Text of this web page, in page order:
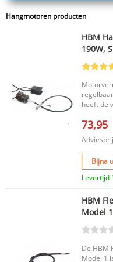
Hangmotoren producten
HBM
190W,
heeft de
stekker
73,95
Bijna
Levertijd
HBM
Model 1
De HBM
Model 1